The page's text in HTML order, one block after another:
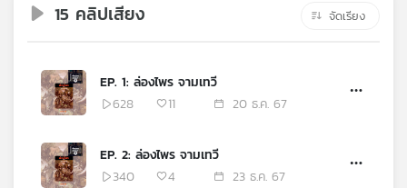
ข่าว
กิจกรรม
15 คลิปเสียง จัดเรียง
EP. 1: ล่องไพร จามเทวี
628
11 20 ธ.ค. 67
EP. 2: ล่องไพร จามเทวี
340
4 23 ธ.ค. 67